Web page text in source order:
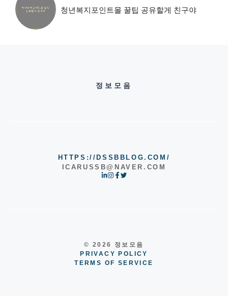
청년복지포인트몰 꿀팁 공유할게 친구야
정보모음
HTTPS://DSSBBLOG.COM/
ICARUSSB@NAVER.COM
© 2026 정보모음
PRIVACY POLICY
TERMS OF SERVICE